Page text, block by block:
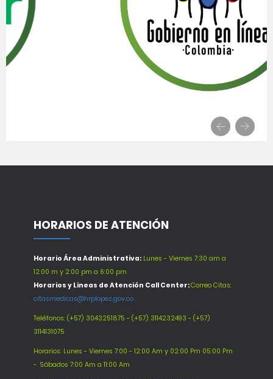
HORARIOS DE ATENCIÓN
Horario Área Administrativa: Lunes - Viernes 7:30 am a
12:00 m y 2:00 pm a 6:00 pm
Horarios y Lineas de Atención Call Center:Correo Citas:
citasmedicas@hrplopez.gov.co
Teléfonos: (+57) 3043251875 - (+57) 3114232493 - (+57)
3114131075
Horarios: Lunes - Viernes 7:00 - 12:00 Am y 02:00 Pm 05:00 Pm
- Sábados 7:00 Am a 11:00 Am